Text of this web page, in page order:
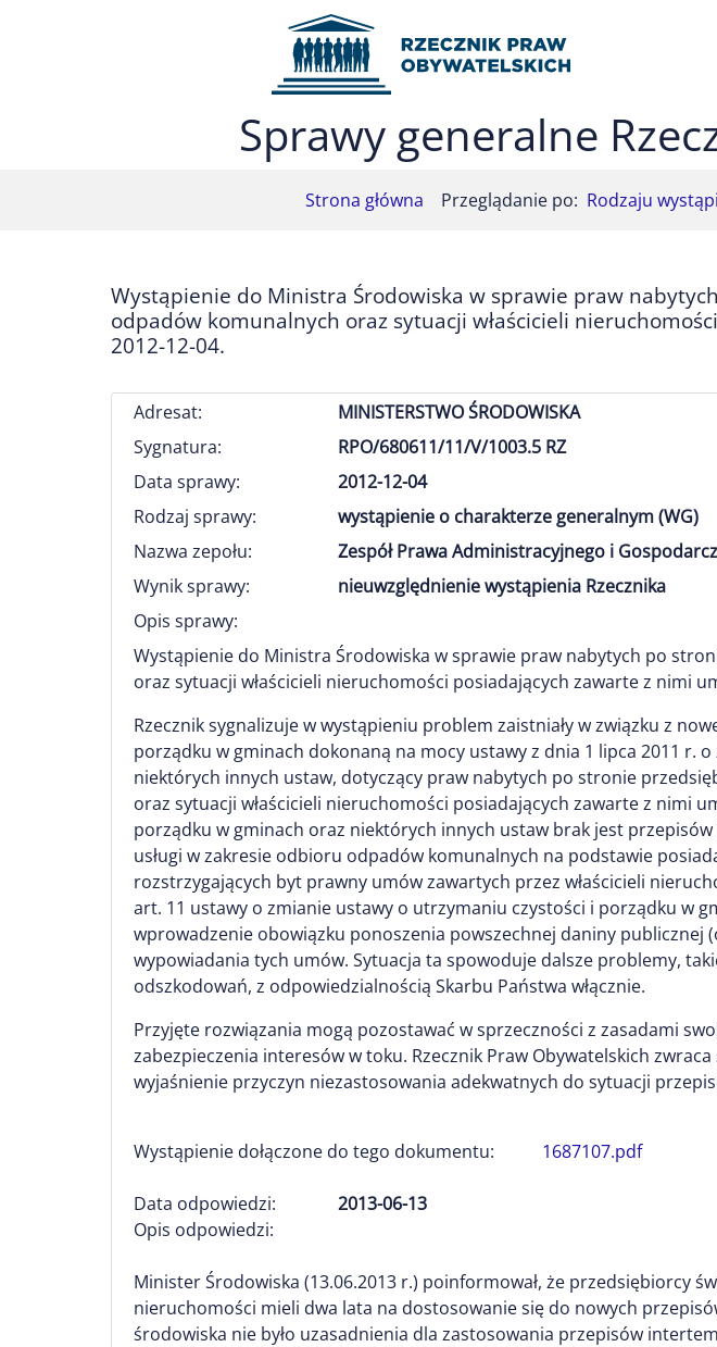
Przejdź do menu głównego (nacisnij Enter)
Przejdź do mapy serwisu (nacisnij Enter)
Sprawy generalne
Strona główna Przeglądanie po: Rodzaju
Wystąpienie do Ministra Środowiska w sprawie praw
odpadów komunalnych oraz sytuacji właścicieli
2012-12-04.
Adresat:
MINISTERSTWO ŚRODOWISKA
Sygnatura:
RPO/680611/11/V/1003.5 RZ
Data sprawy:
2012-12-04
Rodzaj sprawy:
wystąpienie o charakterze generalnym (WG)
Nazwa zepołu:
Zespół Prawa Administracyjnego i
Wynik sprawy:
nieuwzględnienie wystąpienia Rzecznika
Opis sprawy:
Wystąpienie do Ministra Środowiska w sprawie praw nabytych po
oraz sytuacji właścicieli nieruchomości posiadających zawarte z nimi
Rzecznik sygnalizuje w wystąpieniu problem zaistniały w związku z
porządku w gminach dokonaną na mocy ustawy z dnia 1 lipca 2011
niektórych innych ustaw, dotyczący praw nabytych po stronie
oraz sytuacji właścicieli nieruchomości posiadających zawarte z nimi
porządku w gminach oraz niektórych innych ustaw brak jest
usługi w zakresie odbioru odpadów komunalnych na podstawie
rozstrzygających byt prawny umów zawartych przez właścicieli
art. 11 ustawy o zmianie ustawy o utrzymaniu czystości i porządku w
wprowadzenie obowiązku ponoszenia powszechnej daniny
wypowiadania tych umów. Sytuacja ta spowoduje dalsze problemy,
odszkodowań, z odpowiedzialnością Skarbu Państwa włącznie.
Przyjęte rozwiązania mogą pozostawać w sprzeczności z zasadami
zabezpieczenia interesów w toku. Rzecznik Praw Obywatelskich
wyjaśnienie przyczyn niezastosowania adekwatnych do sytuacji
Wystąpienie dołączone do tego dokumentu: 1687107.pdf
Data odpowiedzi:
2013-06-13
Opis odpowiedzi:
Minister Środowiska (13.06.2013 r.) poinformował, że przedsiębiorcy
nieruchomości mieli dwa lata na dostosowanie się do nowych
środowiska nie było uzasadnienia dla zastosowania przepisów